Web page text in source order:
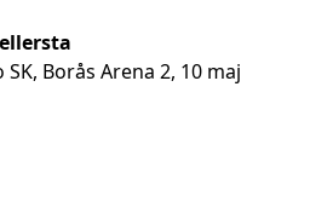
Borås Arena 2, 10 maj